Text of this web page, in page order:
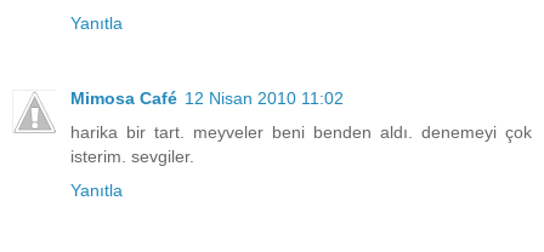
Yanıtla
Mimosa Café 12 Nisan 2010 11:02
harika bir tart. meyveler beni benden aldı. denemeyi çok
isterim. sevgiler.
Yanıtla